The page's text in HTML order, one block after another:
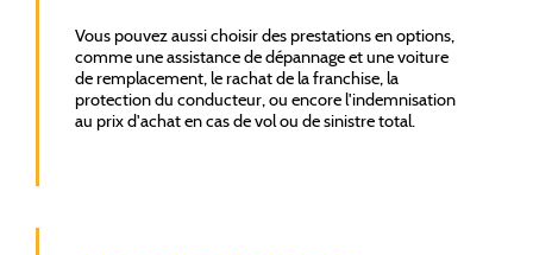
Vous pouvez aussi choisir des prestations en options,
comme une assistance de dépannage et une voiture
de remplacement, le rachat de la franchise, la
protection du conducteur, ou encore l'indemnisation
au prix d'achat en cas de vol ou de sinistre total.